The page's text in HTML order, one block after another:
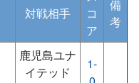
対戦相手
コ
ア
備
考
鹿児島ユナ
イテッド
1-